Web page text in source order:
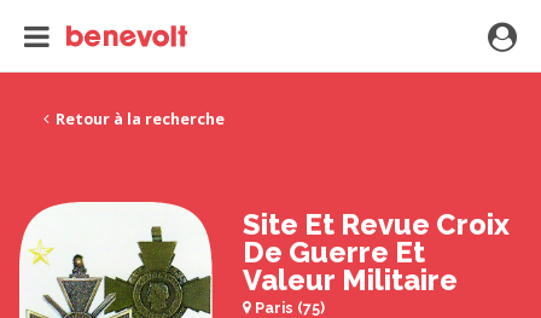
Retour à la recherche
Site Et Revue Croix
De Guerre Et
Valeur Militaire
Paris (75)